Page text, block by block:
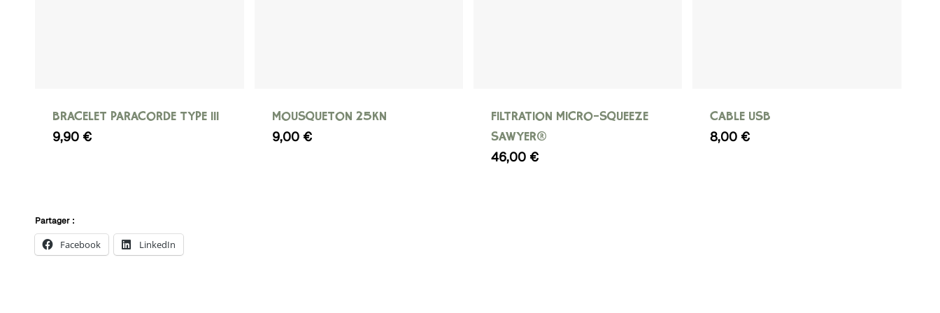
plusieurs
variations.
être
choisies
BRACELET PARACORDE TYPE III
9,90 €
MOUSQUETON 25KN
9,00 €
FILTRATION MICRO-SQUEEZE
SAWYER®
46,00 €
CABLE USB
8,00 €
Partager :
Facebook LinkedIn